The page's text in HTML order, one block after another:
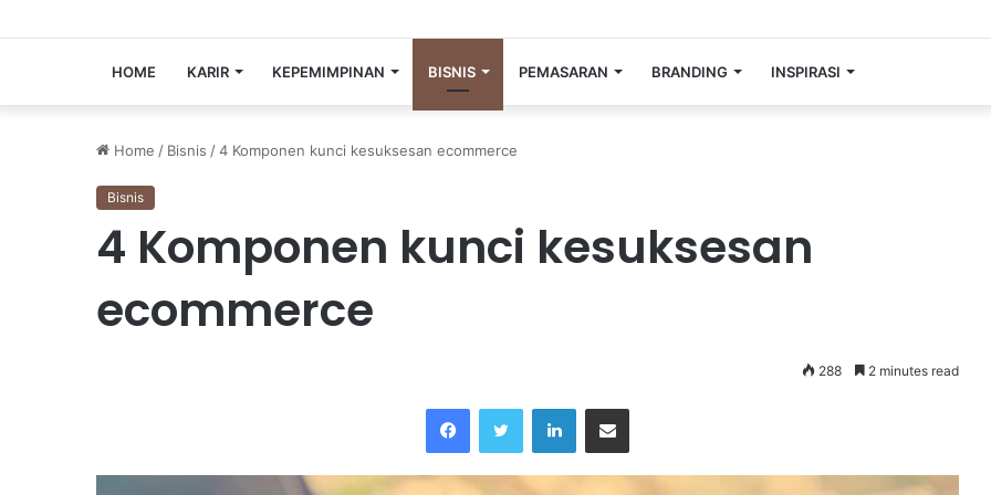
HOME KARIR KEPEMIMPINAN BISNIS PEMASARAN BRANDING INSPIRASI
Home / Bisnis /4 Komponen kunci kesuksesan ecommerce
Bisnis
4 Komponen kunci kesuksesan
ecommerce
288 2 minutes read